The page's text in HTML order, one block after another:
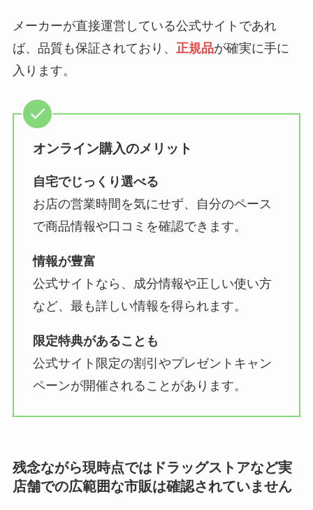
メーカーが直接運営している公式サイトであれ
ば、品質も保証されており、 正規品が確実に手に
入ります。
オンライン購入のメリット
自宅でじっくり選べる
お店の営業時間を気にせず、自分のペース
で商品情報や口コミを確認できます。
情報が豊富
公式サイトなら、成分情報や正しい使い方
など、最も詳しい情報を得られます。
限定特典があることも
公式サイト限定の割引やプレゼントキャン
ペーンが開催されることがあります。
残念ながら現時点ではドラッグストアなど実
店舗での広範囲な市販は確認されていません